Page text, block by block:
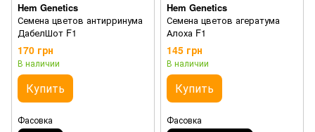
Hem Genetics
Семена цветов антирринума
ДабелШот F1
170 грн
В наличии
Купить
Фасовка
Hem Genetics
Семена цветов агератума
Алоха F1
145 грн
В наличии
Купить
Фасовка